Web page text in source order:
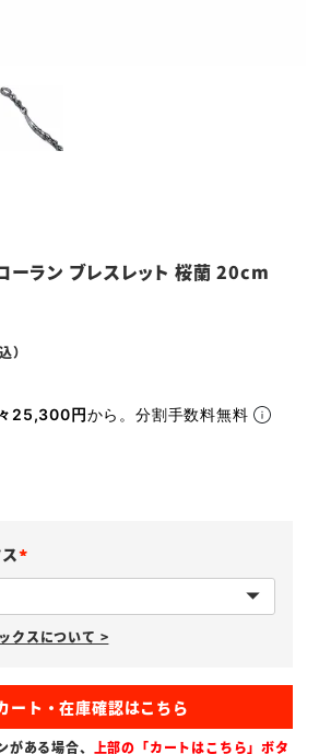
ーラン ブレスレット 桜蘭 20cm
25,300円から。分割手数料無料
必
須
)
クスについて >
ある場合、 上部の「カートはこちら」ボタ